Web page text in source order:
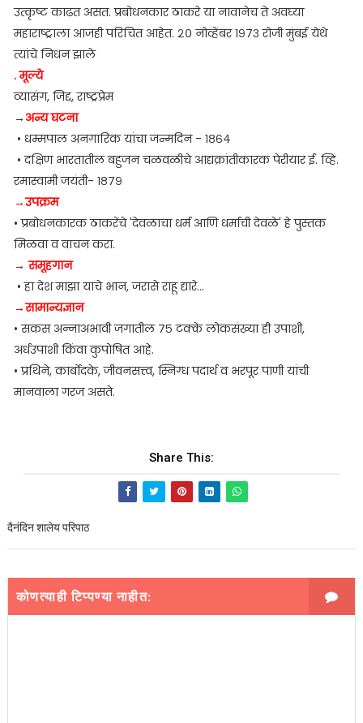
उत्कृष्ट काढत असत. प्रबोधनकार ठाकरे या नावानेच ते अवघ्या
महाराष्ट्राला आजही परिचित आहेत. २० नोव्हेंबर १९७३ रोजी मुंबई येथे
त्यांचे निधन झाले
. मूल्ये
व्यासंग, जिद्द, राष्ट्रप्रेम
→अन्य घटना
• धम्मपाल अनगारिक यांचा जन्मदिन - १८६४
• दक्षिण भारतातील बहुजन चळवळीचे आद्यक्रांतीकारक पेरीयार ई. व्हि.
रमास्वामी जयंती- १८७९
→उपक्रम
• प्रबोधनकारक ठाकरेंचे 'देवळाचा धर्म आणि धर्माची देवळे' हे पुस्तक
मिळवा व वाचन करा.
→ समूहगान
• हा देश माझा याचे भान, जरासे राहू द्यारे...
→सामान्यज्ञान
• सकस अन्नाअभावी जगातील ७५ टक्के लोकसंख्या ही उपाशी,
अर्धउपाशी किंवा कुपोषित आहे.
• प्रथिने, कार्बोदके, जीवनसत्त्व, स्निग्ध पदार्थ व भरपूर पाणी यांची
मानवाला गरज असते.
Share This:
दैनंदिन शालेय परिपाठ
कोणत्याही टिप्पण्‍या नाहीत: